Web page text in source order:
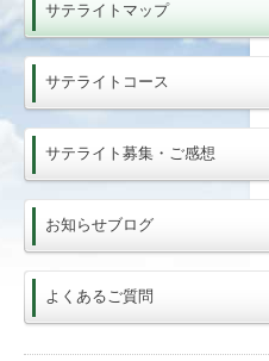
サテライトマップ
サテライトコース
サテライト募集・ご感想
お知らせブログ
よくあるご質問